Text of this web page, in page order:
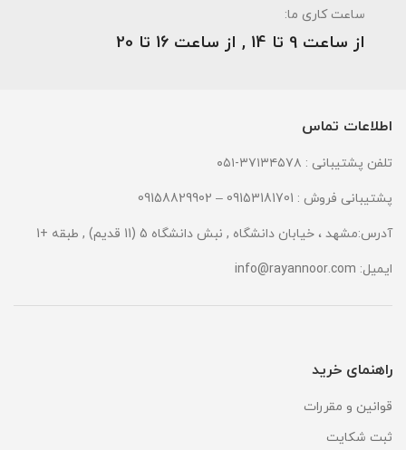
ساعت کاری ما:
از ساعت 9 تا 14 , از ساعت 16 تا 20
اطلاعات تماس
تلفن پشتیبانی : ۳۷۱۳۴۵۷۸-۰۵۱
پشتیبانی فروش : 09153181701 – 09158829902
آدرس:مشهد ، خیابان دانشگاه , نبش دانشگاه 5 (11 قدیم) , طبقه +1
ایمیل: info@rayannoor.com
راهنمای خرید
قوانین و مقررات
ثبت شکایت